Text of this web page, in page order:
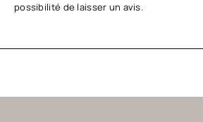
possibilité de laisser un avis.